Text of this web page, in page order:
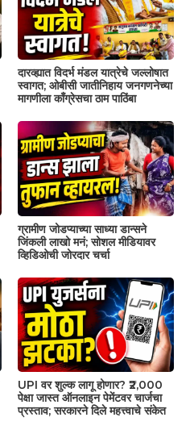
दारव्ह्यात विदर्भ मंडल यात्रेचे जल्लोषात
स्वागत; ओबीसी जातीनिहाय जनगणनेच्या
मागणीला काँग्रेसचा ठाम पाठिंबा
ग्रामीण जोडप्याच्या साध्या डान्सने
जिंकली लाखो मनं; सोशल मीडियावर
व्हिडिओची जोरदार चर्चा
UPI वर शुल्क लागू होणार? ₹2,000
पेक्षा जास्त ऑनलाइन पेमेंटवर चार्जचा
प्रस्ताव; सरकारने दिले महत्त्वाचे संकेत